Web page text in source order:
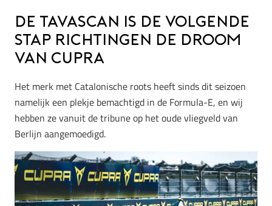
De Tavascan is de volgende
stap richtingen de droom
van CUPRA
Het merk met Catalonische roots heeft sinds dit seizoen
namelijk een plekje bemachtigd in de Formula-E, en wij
hebben ze vanuit de tribune op het oude vliegveld van
Berlijn aangemoedigd.